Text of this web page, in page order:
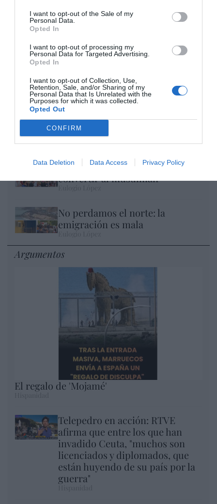
I want to opt-out of the Sale of my
Personal Data.
Opted In
I want to opt-out of processing my
Personal Data for Targeted Advertising.
Opted In
I want to opt-out of Collection, Use,
Retention, Sale, and/or Sharing of my
Personal Data that Is Unrelated with the
Purposes for which it was collected.
Opted Out
CONFIRM
Data Deletion Data Access Privacy Policy
El IBEX 35 cerró la sesión del miércoles en
los 20.057 puntos, un nuevo récord
Eulogio López
Ceuta. Nuestra Señora de África:
convertir al musulmán
No perdamos el norte: la
emigración es mala
Argumentos
El regalo de 'Mojamé'
Telepedro en acción: RTVE
afirma que entre los que han
invadido Ceuta, "muchos son
licenciados y diplomados, que
están huyendo de su país por la
guerra"